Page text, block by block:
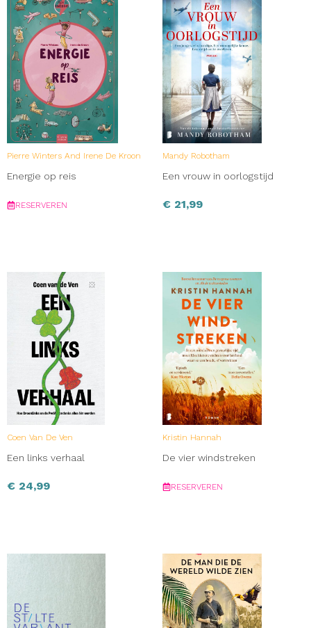
Pierre Winters And Irene De Kroon
Energie op reis
RESERVEREN
Mandy Robotham
Een vrouw in oorlogstijd
€ 21,99
Coen Van De Ven
Een links verhaal
€ 24,99
Kristin Hannah
De vier windstreken
RESERVEREN